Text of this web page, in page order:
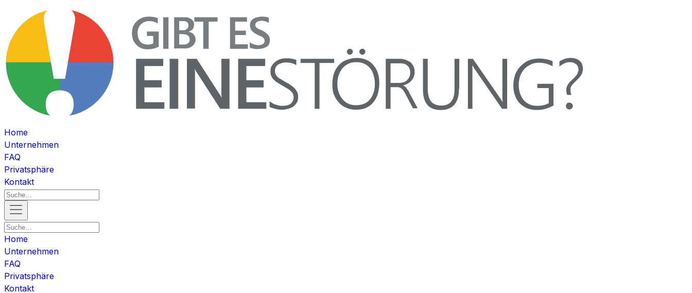
Home
Unternehmen
FAQ
Privatsphäre
Kontakt
Home
Unternehmen
FAQ
Privatsphäre
Kontakt